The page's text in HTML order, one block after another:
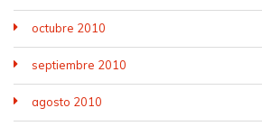
octubre 2010
septiembre 2010
agosto 2010